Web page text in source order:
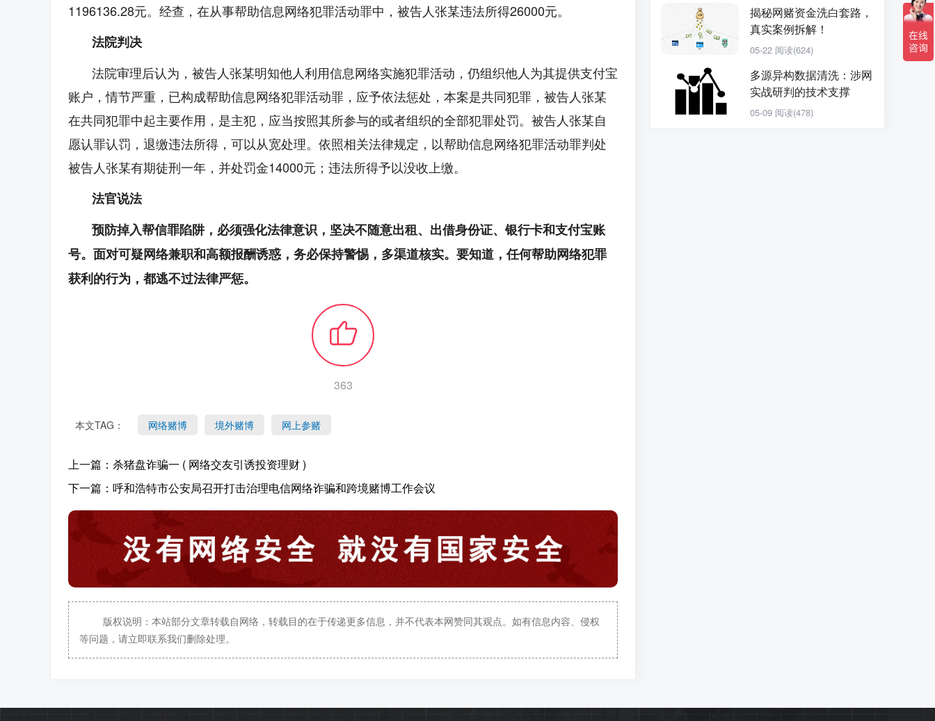
1196136.28元。经查，在从事帮助信息网络犯罪活动罪中，被告人张某违法所得26000元。
法院判决
法院审理后认为，被告人张某明知他人利用信息网络实施犯罪活动，仍组织他人为其提供支付宝
账户，情节严重，已构成帮助信息网络犯罪活动罪，应予依法惩处，本案是共同犯罪，被告人张某
在共同犯罪中起主要作用，是主犯，应当按照其所参与的或者组织的全部犯罪处罚。被告人张某自
愿认罪认罚，退缴违法所得，可以从宽处理。依照相关法律规定，以帮助信息网络犯罪活动罪判处
被告人张某有期徒刑一年，并处罚金14000元；违法所得予以没收上缴。
法官说法
预防掉入帮信罪陷阱，必须强化法律意识，坚决不随意出租、出借身份证、银行卡和支付宝账
号。面对可疑网络兼职和高额报酬诱惑，务必保持警惕，多渠道核实。要知道，任何帮助网络犯罪
获利的行为，都逃不过法律严惩。
363
本文TAG： 网络赌博 境外赌博 网上参赌
上一篇： 杀猪盘诈骗一 ( 网络交友引诱投资理财 )
下一篇： 呼和浩特市公安局召开打击治理电信网络诈骗和跨境赌博工作会议
版权说明：本站部分文章转载自网络，转载目的在于传递更多信息，并不代表本网赞同其观点。如有信息内容、侵权
等问题，请立即联系我们删除处理。
揭秘网赌资金洗白套路，
真实案例拆解！
05-22 阅读(624)
多源异构数据清洗：涉网
实战研判的技术支撑
05-09 阅读(478)